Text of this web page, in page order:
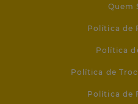
Quem
Política de
Política
Política de
Política de